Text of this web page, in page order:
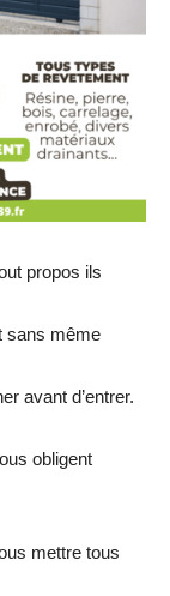
propos ils
sans même
avant d’entrer.
obligent
mettre tous